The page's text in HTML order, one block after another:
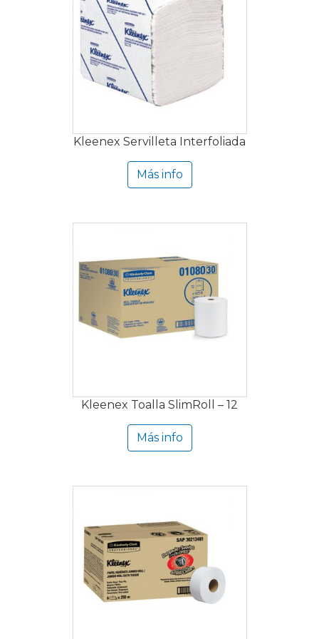
Kleenex Servilleta Interfoliada
Más info
Kleenex Toalla SlimRoll – 12
Más info